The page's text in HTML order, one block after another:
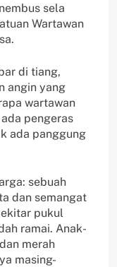
sela
Wartawan
di tiang,
angin yang
wartawan
pengeras
ada panggung
sebuah
dan semangat
pukul
ramai. Anak-
merah
masing-